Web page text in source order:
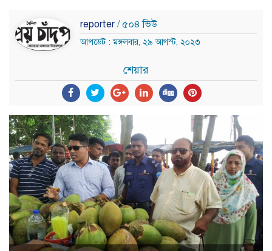
reporter / ৫০৪ ভিউ
আপডেট : মঙ্গলবার, ২৯ আগস্ট, ২০২৩
শেয়ার